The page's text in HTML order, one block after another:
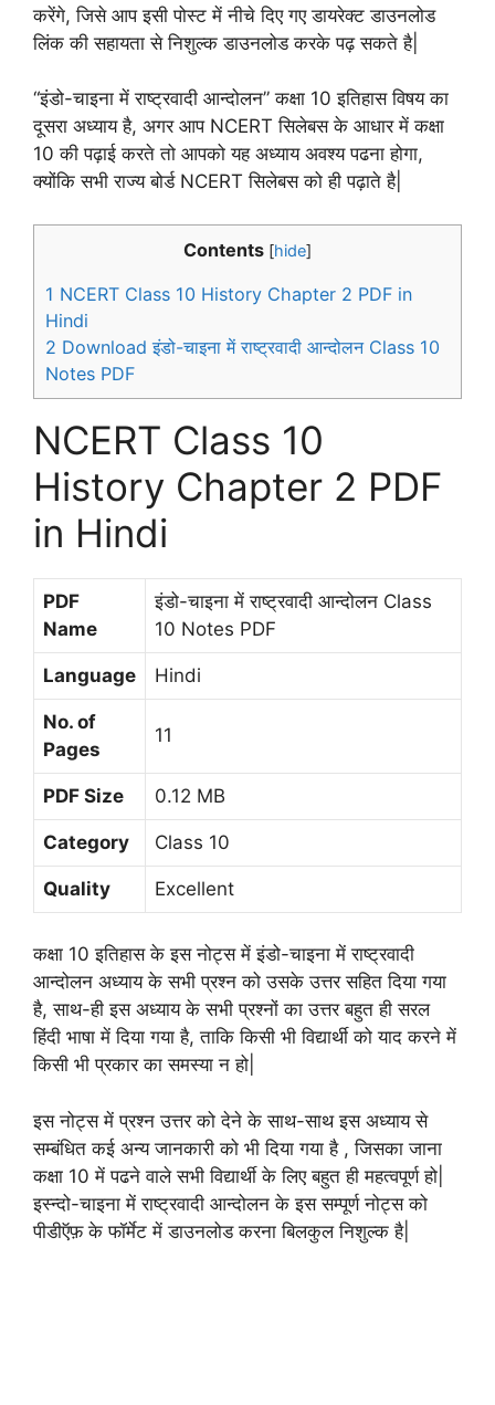
करेंगे, जिसे आप इसी पोस्ट में नीचे दिए गए डायरेक्ट डाउनलोड
लिंक की सहायता से निशुल्क डाउनलोड करके पढ़ सकते है|
“इंडो-चाइना में राष्ट्रवादी आन्दोलन” कक्षा 10 इतिहास विषय का
दूसरा अध्याय है, अगर आप NCERT सिलेबस के आधार में कक्षा
10 की पढ़ाई करते तो आपको यह अध्याय अवश्य पढना होगा,
क्योंकि सभी राज्य बोर्ड NCERT सिलेबस को ही पढ़ाते है|
Contents [hide]
1 NCERT Class 10 History Chapter 2 PDF in
Hindi
2 Download इंडो-चाइना में राष्ट्रवादी आन्दोलन Class 10
Notes PDF
NCERT Class 10
History Chapter 2 PDF
in Hindi
PDF
Name
इंडो-चाइना में राष्ट्रवादी आन्दोलन Class
10 Notes PDF
Language Hindi
No. of
Pages
11
PDF Size 0.12 MB
Category Class 10
Quality Excellent
कक्षा 10 इतिहास के इस नोट्स में इंडो-चाइना में राष्ट्रवादी
आन्दोलन अध्याय के सभी प्रश्न को उसके उत्तर सहित दिया गया
है, साथ-ही इस अध्याय के सभी प्रश्नों का उत्तर बहुत ही सरल
हिंदी भाषा में दिया गया है, ताकि किसी भी विद्यार्थी को याद करने में
किसी भी प्रकार का समस्या न हो|
इस नोट्स में प्रश्न उत्तर को देने के साथ-साथ इस अध्याय से
सम्बंधित कई अन्य जानकारी को भी दिया गया है , जिसका जाना
कक्षा 10 में पढने वाले सभी विद्यार्थी के लिए बहुत ही महत्वपूर्ण हो|
इस्न्दो-चाइना में राष्ट्रवादी आन्दोलन के इस सम्पूर्ण नोट्स को
पीडीऍफ़ के फॉर्मेट में डाउनलोड करना बिलकुल निशुल्क है|